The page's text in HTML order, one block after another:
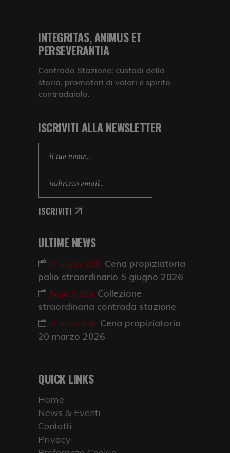
INTEGRITAS, ANIMUS ET
PERSEVERANTIA
Contrada Stazione: custodi della
storia, promotori di valori e spirito
contradaiolo.
ISCRIVITI ALLA NEWSLETTER
ISCRIVITI
ULTIME NEWS
08 maggio 2026 Cena propiziatoria
palio straordinario 5 giugno 2026
16 aprile 2026 Collezione
straordinaria contrada stazione
01 marzo 2026 Cena propiziatoria
20 marzo 2026
QUICK LINKS
Home
News & Eventi
Contatti
Privacy